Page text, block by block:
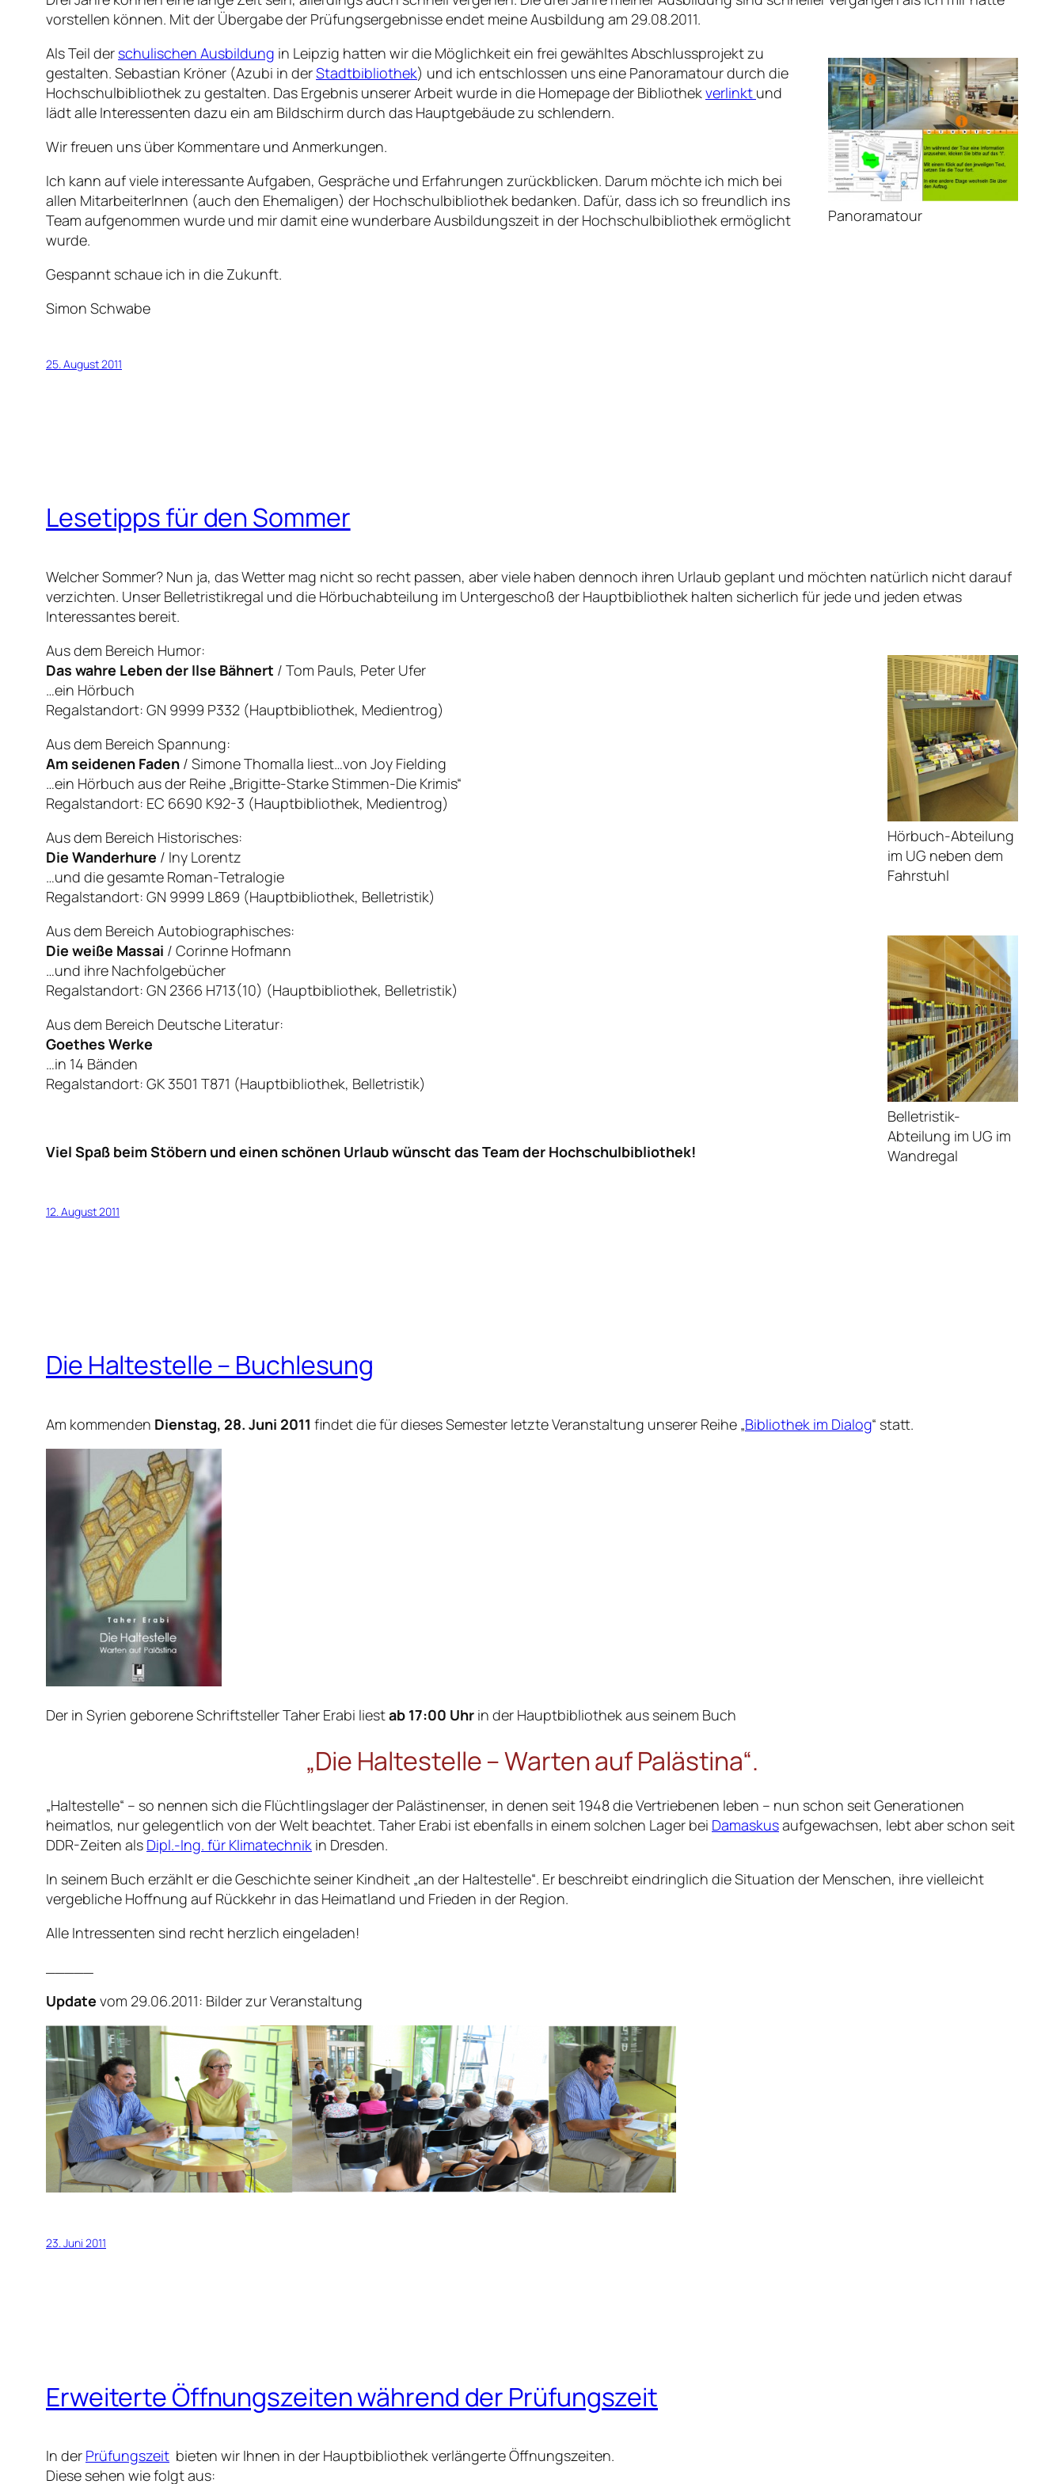
vorstellen können. Mit der Übergabe der Prüfungsergebnisse endet meine Ausbildung am 29.08.2011.
Panoramatour
Als Teil der schulischen Ausbildung in Leipzig hatten wir die Möglichkeit ein frei gewähltes Abschlussprojekt zu
gestalten. Sebastian Kröner (Azubi in derStadtbibliothek) und ich entschlossen uns eine Panoramatour durch die
Hochschulbibliothek zu gestalten. Das Ergebnis unserer Arbeit wurde in die Homepage der Bibliothek verlinkt und
lädt alle Interessenten dazu ein am Bildschirm durch das Hauptgebäude zu schlendern.
Wir freuen uns über Kommentare und Anmerkungen.
Ich kann auf viele interessante Aufgaben, Gespräche und Erfahrungen zurückblicken. Darum möchte ich mich bei
allen MitarbeiterInnen (auch den Ehemaligen) der Hochschulbibliothek bedanken. Dafür, dass ich so freundlich ins
Team aufgenommen wurde und mir damit eine wunderbare Ausbildungszeit in der Hochschulbibliothek ermöglicht
wurde.
Gespannt schaue ich in die Zukunft.
Simon Schwabe
25. August 2011
Lesetipps für den Sommer
Welcher Sommer? Nun ja, das Wetter mag nicht so recht passen, aber viele haben dennoch ihren Urlaub geplant und möchten natürlich nicht darauf
verzichten. Unser Belletristikregal und die Hörbuchabteilung im Untergeschoß der Hauptbibliothek halten sicherlich für jede und jeden etwas
Interessantes bereit.
Hörbuch-Abteilung
im UG neben dem
Fahrstuhl
Aus dem Bereich Humor:
Das wahre Leben der Ilse Bähnert / Tom Pauls, Peter Ufer
…ein Hörbuch
Regalstandort: GN 9999 P332 (Hauptbibliothek, Medientrog)
Aus dem Bereich Spannung:
Am seidenen Faden / Simone Thomalla liest…von Joy Fielding
…ein Hörbuch aus der Reihe „Brigitte-Starke Stimmen-Die Krimis“
Regalstandort: EC 6690 K92-3 (Hauptbibliothek, Medientrog)
Aus dem Bereich Historisches:
Die Wanderhure / Iny Lorentz
…und die gesamte Roman-Tetralogie
Regalstandort: GN 9999 L869 (Hauptbibliothek, Belletristik)
Belletristik-
Abteilung im UG im
Wandregal
Aus dem Bereich Autobiographisches:
Die weiße Massai / Corinne Hofmann
…und ihre Nachfolgebücher
Regalstandort: GN 2366 H713(10) (Hauptbibliothek, Belletristik)
Aus dem Bereich Deutsche Literatur:
Goethes Werke
…in 14 Bänden
Regalstandort: GK 3501 T871 (Hauptbibliothek, Belletristik)
Viel Spaß beim Stöbern und einen schönen Urlaub wünscht das Team der Hochschulbibliothek!
12. August 2011
Die Haltestelle – Buchlesung
Am kommenden Dienstag, 28. Juni 2011 findet die für dieses Semester letzte Veranstaltung unserer Reihe „Bibliothek im Dialog“ statt.
Der in Syrien geborene Schriftsteller Taher Erabi liestab 17:00 Uhr in der Hauptbibliothek aus seinem Buch
„Die Haltestelle – Warten auf Palästina“.
„Haltestelle“ – so nennen sich die Flüchtlingslager der Palästinenser, in denen seit 1948 die Vertriebenen leben – nun schon seit Generationen
heimatlos, nur gelegentlich von der Welt beachtet. Taher Erabi ist ebenfalls in einem solchen Lager bei Damaskusaufgewachsen, lebt aber schon seit
DDR-Zeiten als Dipl.-Ing. für Klimatechnik in Dresden.
In seinem Buch erzählt er die Geschichte seiner Kindheit „an der Haltestelle“. Er beschreibt eindringlich die Situation der Menschen, ihre vielleicht
vergebliche Hoffnung auf Rückkehr in das Heimatland und Frieden in der Region.
Alle Intressenten sind recht herzlich eingeladen!
Update vom 29.06.2011: Bilder zur Veranstaltung
23. Juni 2011
Erweiterte Öffnungszeiten während der Prüfungszeit
In der Prüfungszeit bieten wir Ihnen in der Hauptbibliothek verlängerte Öffnungszeiten.
Diese sehen wie folgt aus: